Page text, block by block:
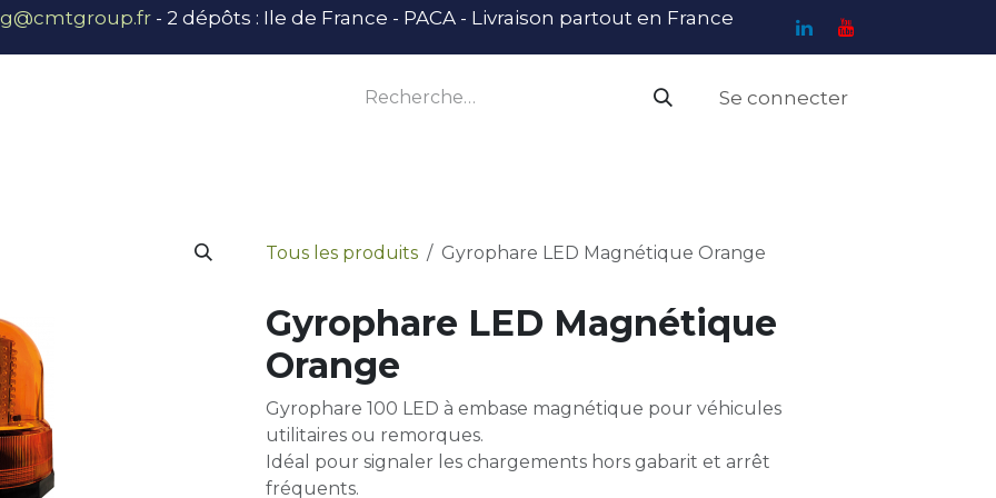
- 2 dépôts : Ile de France - PACA - Livraison partout en France
Se connecter
Tous les produits Gyrophare LED Magnétique Orange
Gyrophare LED Magnétique
Orange
Gyrophare 100 LED à embase magnétique pour véhicules
utilitaires ou remorques.
Idéal pour signaler les chargements hors gabarit et arrêt
fréquents.